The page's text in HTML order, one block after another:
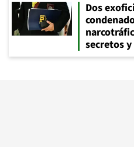
Dos
secretos